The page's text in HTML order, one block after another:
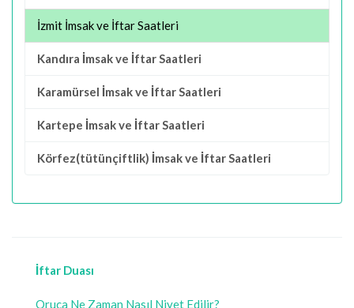
İzmit İmsak ve İftar Saatleri
Kandıra İmsak ve İftar Saatleri
Karamürsel İmsak ve İftar Saatleri
Kartepe İmsak ve İftar Saatleri
Körfez(tütünçiftlik) İmsak ve İftar Saatleri
İftar Duası
Oruca Ne Zaman Nasıl Niyet Edilir?